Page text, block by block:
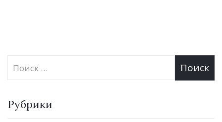
Рубрики